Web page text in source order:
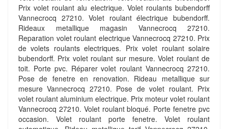
Prix volet roulant alu electrique. Volet roulants bubendorff
Vannecrocq 27210. Volet roulant électrique bubendorff.
Rideaux metallique magasin Vannecrocq 27210.
Reparation volet roulant electrique Vannecrocq 27210. Prix
de volets roulants electriques. Prix volet roulant solaire
bubendorff. Prix volet roulant sur mesure. Volet roulant de
toit. Porte pvc. Réparer volet roulant Vannecrocq 27210.
Pose de fenetre en renovation. Rideau metallique sur
mesure Vannecrocq 27210. Pose de volet roulant. Prix
volet roulant aluminium electrique. Prix moteur volet roulant
Vannecrocq 27210. Volet roulant bloqué. Porte fenetre pvc
occasion. Volet roulant porte fenetre. Volet roulant